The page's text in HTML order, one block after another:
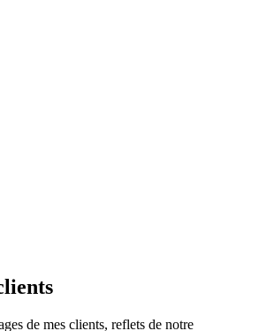
de mes clients, reflets de notre